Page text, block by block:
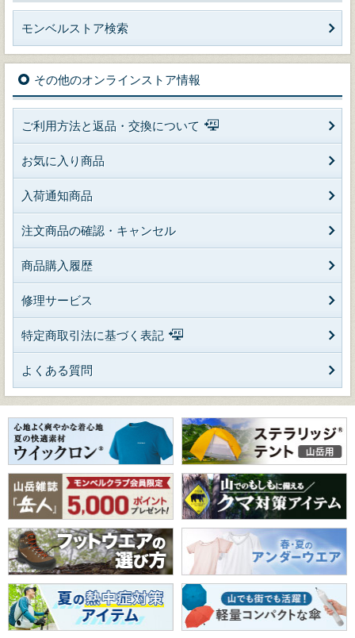
モンベルストア検索
その他のオンラインストア情報
ご利用方法と返品・交換について
お気に入り商品
入荷通知商品
注文商品の確認・キャンセル
商品購入履歴
修理サービス
特定商取引法に基づく表記
よくある質問